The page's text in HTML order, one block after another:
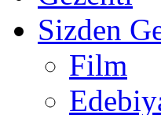
Sizden
Film